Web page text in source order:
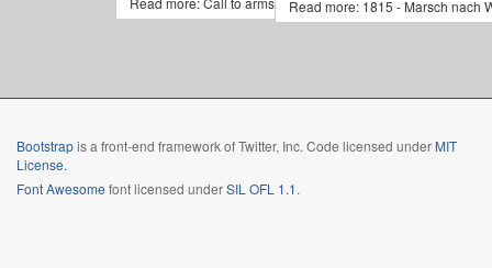
Read more: 1815 - Marsch nach
Bootstrapis a front-end framework of Twitter, Inc. Code licensed under MIT
License.
Font Awesome font licensed underSIL OFL 1.1.